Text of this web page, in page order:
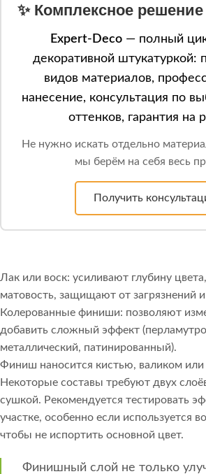
✨ Комплексное
Expert-Deco— полный
декоративной штукатуркой:
видов материалов,
нанесение, консультация по
оттенков, гарантия на
Не нужно искать отдельно
мы берём на себя весь
Получить
Лак или воск: усиливают глубину
матовость, защищают от загрязнений и
Колерованные финиши: позволяют
добавить сложный эффект
металлический, патинированный).
Финиш наносится кистью, валиком
Некоторые составы требуют двух
сушкой. Рекомендуется тестировать
участке, особенно если используется
чтобы не испортить основной цвет.
Финишный слой не только